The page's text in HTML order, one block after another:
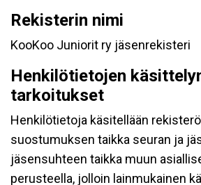
Rekisterin nimi
KooKoo Juniorit ry jäsenrekisteri
Henkilötietojen
tarkoitukset
Henkilötietoja käsitellään
suostumuksen taikka seuran ja
jäsensuhteen taikka muun
perusteella, jolloin lainmukainen